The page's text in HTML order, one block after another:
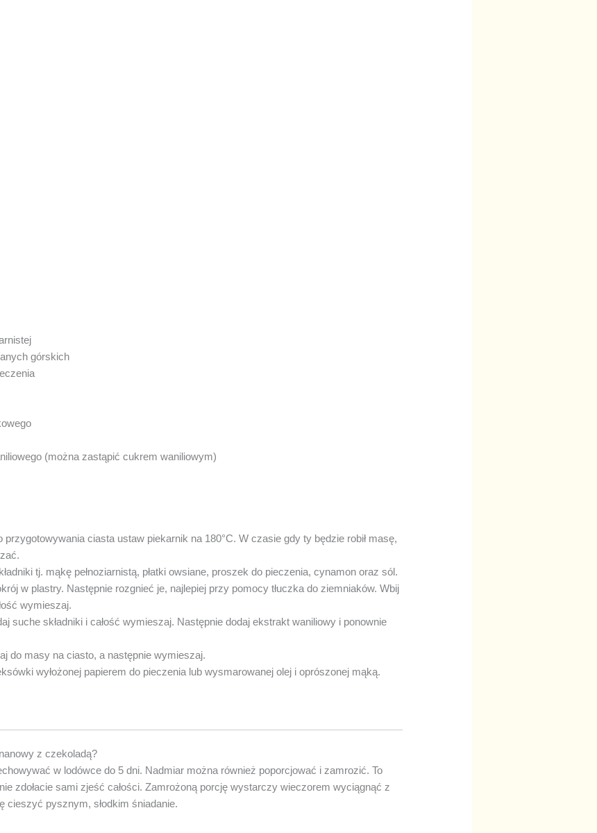
górskich
(można zastąpić cukrem waniliowym)
przygotowywania ciasta ustaw piekarnik na 180°C. W czasie gdy ty będzie robił masę,
tj. mąkę pełnoziarnistą, płatki owsiane, proszek do pieczenia, cynamon oraz sól.
w plastry. Następnie rozgnieć je, najlepiej przy pomocy tłuczka do ziemniaków. Wbij
wymieszaj.
suche składniki i całość wymieszaj. Następnie dodaj ekstrakt waniliowy i ponownie
do masy na ciasto, a następnie wymieszaj.
wyłożonej papierem do pieczenia lub wysmarowanej olej i oprószonej mąką.
z czekoladą?
w lodówce do 5 dni. Nadmiar można również poporcjować i zamrozić. To
zdołacie sami zjeść całości. Zamrożoną porcję wystarczy wieczorem wyciągnąć z
cieszyć pysznym, słodkim śniadanie.